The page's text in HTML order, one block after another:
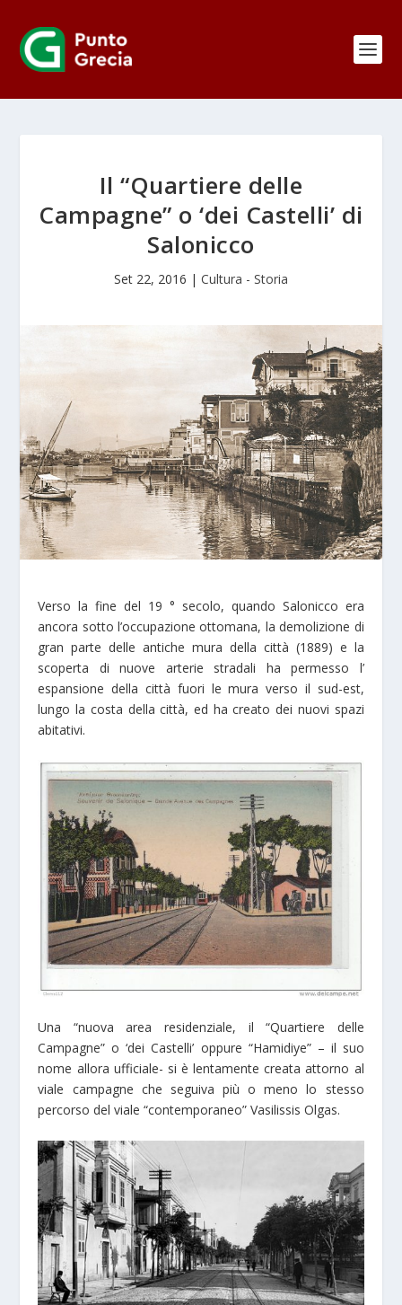
Il “Quartiere delle
Campagne” o ‘dei Castelli’ di
Salonicco
Set 22, 2016 | Cultura - Storia
Verso la fine del 19 ° secolo, quando Salonicco era
ancora sotto l’occupazione ottomana, la demolizione di
gran parte delle antiche mura della città (1889) e la
scoperta di nuove arterie stradali ha permesso l’
espansione della città fuori le mura verso il sud-est,
lungo la costa della città, ed ha creato dei nuovi spazi
abitativi.
Una “nuova area residenziale, il “Quartiere delle
Campagne” o ‘dei Castelli’ oppure “Hamidiye” – il suo
nome allora ufficiale- si è lentamente creata attorno al
viale campagne che seguiva più o meno lo stesso
percorso del viale “contemporaneo” Vasilissis Olgas.